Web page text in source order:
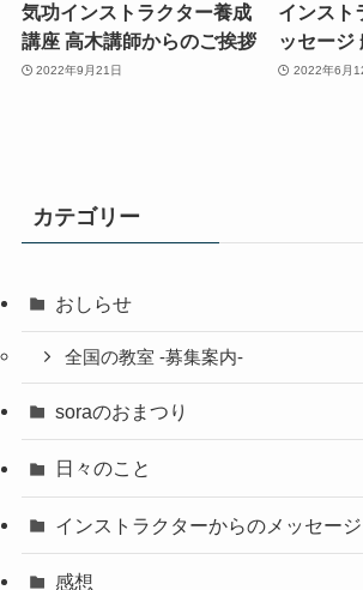
気功インストラクター養成
講座 高木講師からのご挨拶
2022年9月21日
インスト
ッセージ
2022年6月
カテゴリー
おしらせ
全国の教室 -募集案内-
soraのおまつり
日々のこと
インストラクターからのメッセージ
感想